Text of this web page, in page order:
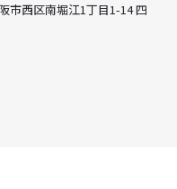
西区南堀江1丁目1-14 四